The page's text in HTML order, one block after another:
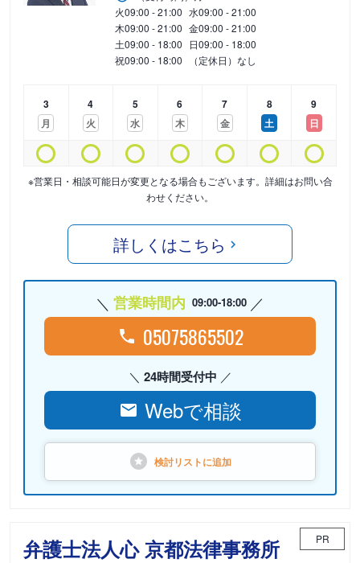
火09:00 - 21:00 水09:00 - 21:00
木09:00 - 21:00 金09:00 - 21:00
土09:00 - 18:00 日09:00 - 18:00
祝09:00 - 18:00 （定休日）なし
3
月
4
火
5
水
6
木
7
金
8
土
9
日
※営業日・相談可能日が変更となる場合もございます。詳細はお問い合
わせください。
詳しくはこちら
営業時間内 09:00-18:00
05075865502
24時間受付中
Webで相談
検討リストに追加
弁護士法人心 京都法律事務所 PR